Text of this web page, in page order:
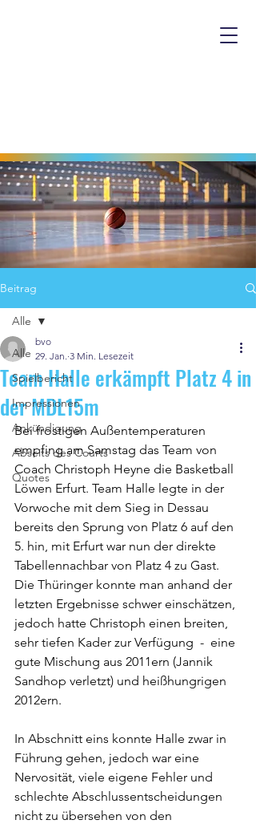
Beitrag
Alle
Spielbericht
Impressionen
Ankündigung
Abseits des Courts
Quotes
Alle
Team Halle erkämpft Platz 4 in
der MDL15m
bvo
29. Jan. 3 Min. Lesezeit
Bei frostigen Außentemperaturen
empfing am Samstag das Team von
Coach Christoph Heyne die Basketball
Löwen Erfurt. Team Halle legte in der
Vorwoche mit dem Sieg in Dessau
bereits den Sprung von Platz 6 auf den
5. hin, mit Erfurt war nun der direkte
Tabellennachbar von Platz 4 zu Gast.
Die Thüringer konnte man anhand der
letzten Ergebnisse schwer einschätzen,
jedoch hatte Christoph einen breiten,
sehr tiefen Kader zur Verfügung  -  eine
gute Mischung aus 2011ern (Jannik
Sandhop verletzt) und heißhungrigen
2012ern.
In Abschnitt eins konnte Halle zwar in
Führung gehen, jedoch war eine
Nervosität, viele eigene Fehler und
schlechte Abschlussentscheidungen
nicht zu übersehen von den